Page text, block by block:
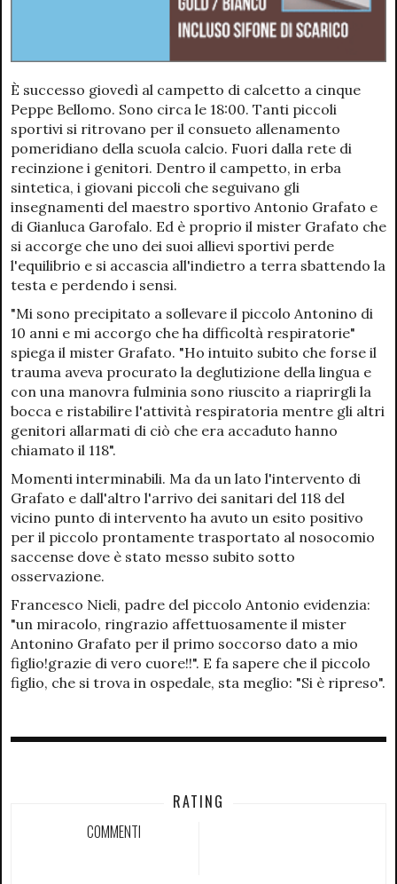
È successo giovedì al campetto di calcetto a cinque
Peppe Bellomo. Sono circa le 18:00. Tanti piccoli
sportivi si ritrovano per il consueto allenamento
pomeridiano della scuola calcio. Fuori dalla rete di
recinzione i genitori. Dentro il campetto, in erba
sintetica, i giovani piccoli che seguivano gli
insegnamenti del maestro sportivo Antonio Grafato e
di Gianluca Garofalo. Ed è proprio il mister Grafato che
si accorge che uno dei suoi allievi sportivi perde
l'equilibrio e si accascia all'indietro a terra sbattendo la
testa e perdendo i sensi.
"Mi sono precipitato a sollevare il piccolo Antonino di
10 anni e mi accorgo che ha difficoltà respiratorie"
spiega il mister Grafato. "Ho intuito subito che forse il
trauma aveva procurato la deglutizione della lingua e
con una manovra fulminia sono riuscito a riaprirgli la
bocca e ristabilire l'attività respiratoria mentre gli altri
genitori allarmati di ciò che era accaduto hanno
chiamato il 118".
Momenti interminabili. Ma da un lato l'intervento di
Grafato e dall'altro l'arrivo dei sanitari del 118 del
vicino punto di intervento ha avuto un esito positivo
per il piccolo prontamente trasportato al nosocomio
saccense dove è stato messo subito sotto
osservazione.
Francesco Nieli, padre del piccolo Antonio evidenzia:
"un miracolo, ringrazio affettuosamente il mister
Antonino Grafato per il primo soccorso dato a mio
figlio!grazie di vero cuore!!". E fa sapere che il piccolo
figlio, che si trova in ospedale, sta meglio: "Si è ripreso".
RATING
COMMENTI